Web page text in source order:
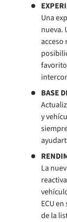
Una
nueva.
acceso
BASE
y
La
ECU
de la